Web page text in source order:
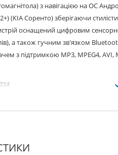
з навігацією на ОС
(КІА Соренто) зберігаючи
оснащений цифровим
а також гучним зв'язком
з підтримкою MP3, MPEG4, AVI,